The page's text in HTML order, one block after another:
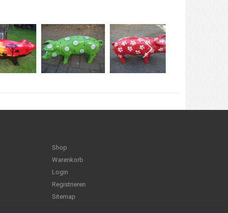
Shop
Warenkorb
Login
Registrieren
Sitemap